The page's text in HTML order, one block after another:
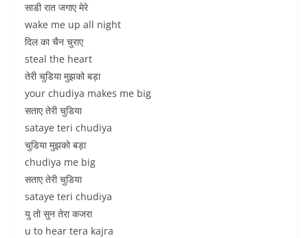
साडी रात जगाए मेरे
wake me up all night
दिल का चैन चुराए
steal the heart
तेरी चुडिया मुझको बड़ा
your chudiya makes me big
सताए तेरी चुडिया
sataye teri chudiya
चुडिया मुझको बड़ा
chudiya me big
सताए तेरी चुडिया
sataye teri chudiya
यु तो सुन तेरा कजरा
u to hear tera kajra